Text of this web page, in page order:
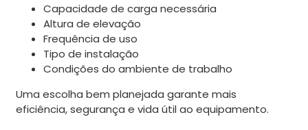
Capacidade de carga necessária
Altura de elevação
Frequência de uso
Tipo de instalação
Condições do ambiente de trabalho
Uma escolha bem planejada garante mais
eficiência, segurança e vida útil ao equipamento.